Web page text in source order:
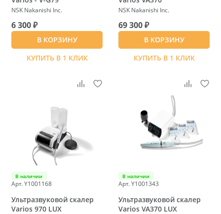
NSK Nakanishi Inc.
6 300 ₽
В КОРЗИНУ
КУПИТЬ В 1 КЛИК
NSK Nakanishi Inc.
69 300 ₽
В КОРЗИНУ
КУПИТЬ В 1 КЛИК
В наличии
Арт. Y1001168
Ультразвуковой скалер
Varios 970 LUX
В наличии
Арт. Y1001343
Ультразвуковой скалер
Varios VA370 LUX